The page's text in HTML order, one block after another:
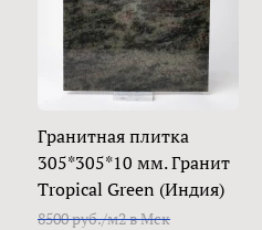
Гранитная плитка
305*305*10 мм. Гранит
Tropical Green (Индия)
8500 руб./м2 в Мск